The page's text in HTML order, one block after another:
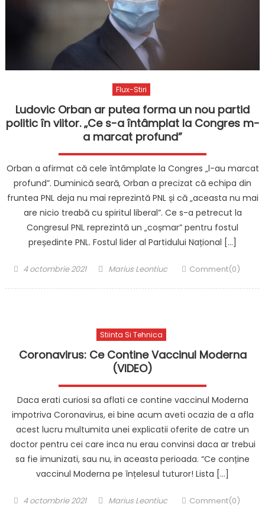
Flux-Stiri
Ludovic Orban ar putea forma un nou partid
politic în viitor. „Ce s-a întâmplat la Congres m-
a marcat profund”
Orban a afirmat că cele întâmplate la Congres „l-au marcat
profund”. Duminică seară, Orban a precizat că echipa din
fruntea PNL deja nu mai reprezintă PNL și că „aceasta nu mai
are nicio treabă cu spiritul liberal”. Ce s-a petrecut la
Congresul PNL reprezintă un „coșmar” pentru fostul
președinte PNL. Fostul lider al Partidului Național […]
Posted
4 octombrie 2021 Author
Marius Leontiuc Comment(0)
Stiinta Si Tehnica
Coronavirus: Ce Contine Vaccinul Moderna
(VIDEO)
Daca erati curiosi sa aflati ce contine vaccinul Moderna
impotriva Coronavirus, ei bine acum aveti ocazia de a afla
acest lucru multumita unei explicatii oferite de catre un
doctor pentru cei care inca nu erau convinsi daca ar trebui
sa fie imunizati, sau nu, in aceasta perioada. “Ce conține
vaccinul Moderna pe înțelesul tuturor! Lista […]
Posted
4 octombrie 2021 Author
Marius Leontiuc Comment(0)